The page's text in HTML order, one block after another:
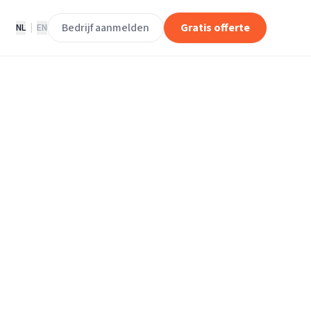
NL EN Bedrijf aanmelden Gratis offerte